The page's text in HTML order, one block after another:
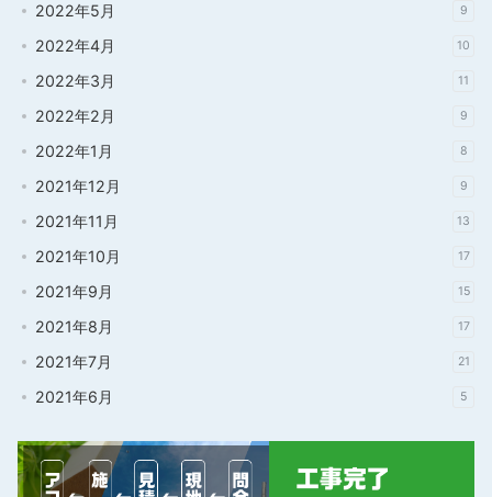
2022年5月 9
2022年4月 10
2022年3月 11
2022年2月 9
2022年1月 8
2021年12月 9
2021年11月 13
2021年10月 17
2021年9月 15
2021年8月 17
2021年7月 21
2021年6月 5